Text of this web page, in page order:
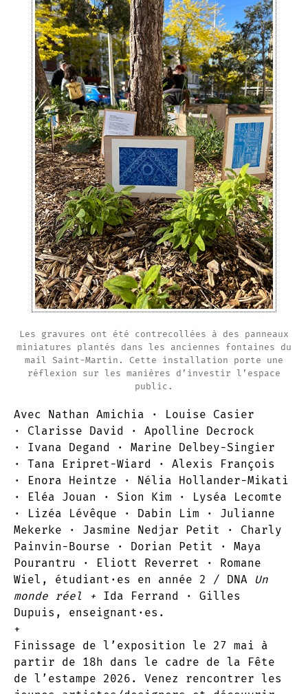
Les gravures ont été contrecollées à des panneaux
miniatures plantés dans les anciennes fontaines du
mail Saint-Martin. Cette installation porte une
réflexion sur les manières d’investir l’espace
public.
Avec Nathan Amichia · Louise Casier
· Clarisse David · Apolline Decrock
· Ivana Degand · Marine Delbey-Singier
· Tana Eripret-Wiard · Alexis François
· Enora Heintze · Nélia Hollander-Mikati
· Eléa Jouan · Sion Kim · Lyséa Lecomte
· Lizéa Lévêque · Dabin Lim · Julianne
Mekerke · Jasmine Nedjar Petit · Charly
Painvin-Bourse · Dorian Petit · Maya
Pourantru · Eliott Reverret · Romane
Wiel, étudiant·es en année 2 / DNA
Un
monde réel + Ida Ferrand · Gilles
Dupuis, enseignant·es.
+
Finissage de l’exposition le 27 mai à
partir de 18h dans le cadre de la Fête
de l’estampe 2026. Venez rencontrer les